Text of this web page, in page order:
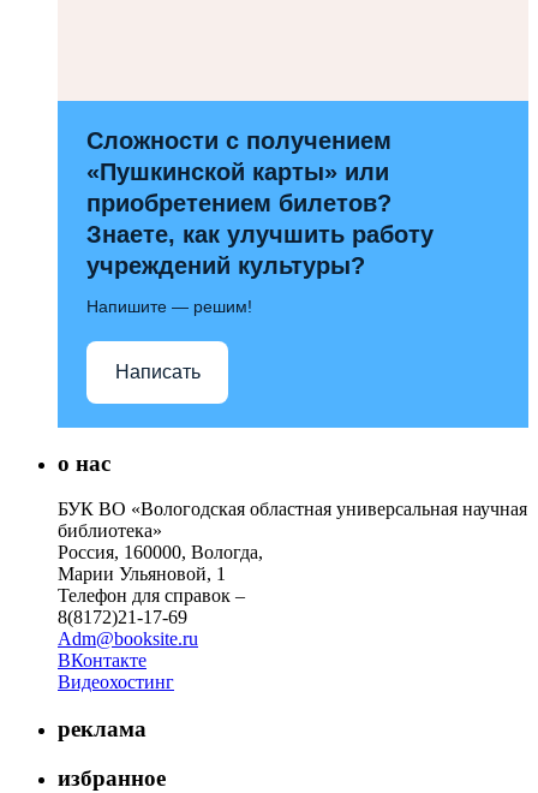
Сложности с получением
«Пушкинской карты» или
приобретением билетов?
Знаете, как улучшить работу
учреждений культуры?
Напишите — решим!
Написать
о нас
БУК ВО «Вологодская областная универсальная научная
библиотека»
Россия, 160000, Вологда,
Марии Ульяновой, 1
Телефон для справок –
8(8172)21-17-69
Adm@booksite.ru
ВКонтакте
Видеохостинг
реклама
избранное